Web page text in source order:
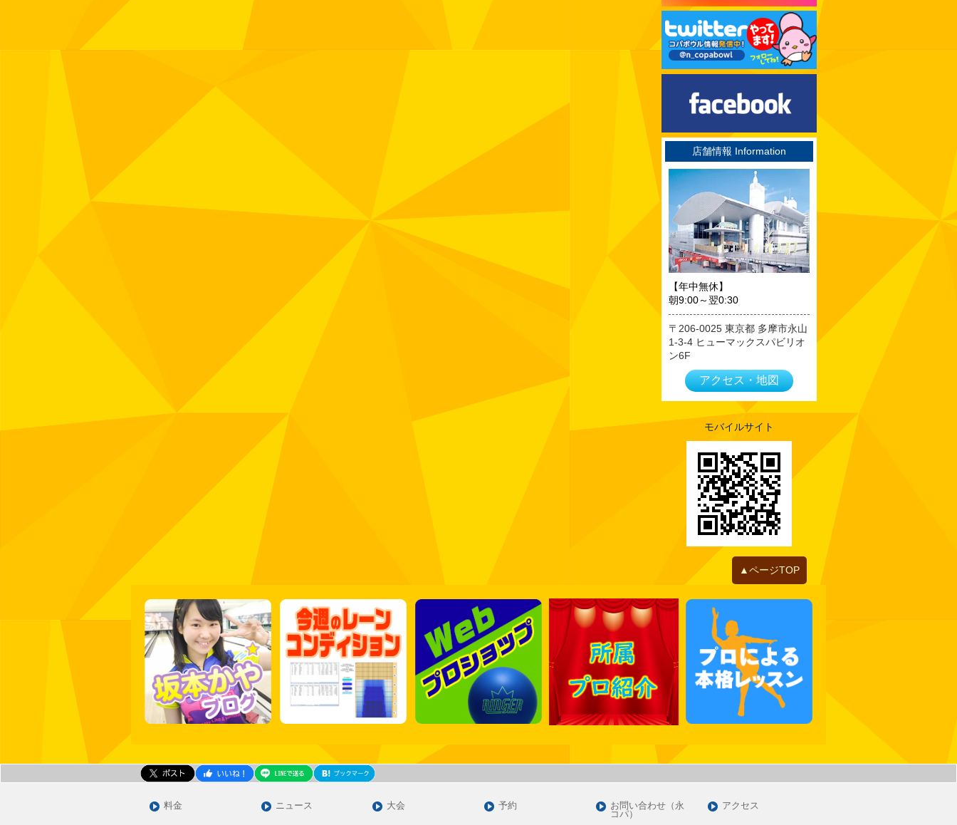
2024年06月
2024年05月
2024年04月
2024年03月
2024年02月
2024年01月
2023年12月
2023年11月
2023年10月
2023年09月
2023年08月
2023年07月
2023年06月
2023年05月
2023年04月
2023年02月
2023年01月
2022年12月
2022年11月
2022年10月
2022年08月
2022年07月
2022年06月
2022年05月
2022年04月
2022年01月
2021年11月
2021年10月
2021年09月
2021年07月
2021年06月
2021年05月
2021年01月
店舗情報 Information
【年中無休】
朝9:00～翌0:30
206-0025 東京都 多摩市永山
1-3-4 ヒューマックスパビリオ
ン6F
アクセス・地図
モバイルサイト
▲ページTOP
料金 ニュース 大会 予約
お問い合わせ（永
コパ）
アクセス